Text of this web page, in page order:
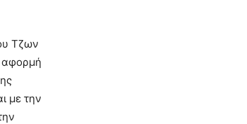
Τζων
αφορμή
με την